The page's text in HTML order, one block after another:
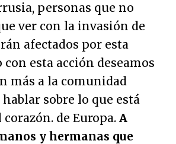
personas que no
ver con la invasión de
afectados por esta
esta acción deseamos
más a la comunidad
sobre lo que está
de Europa. A
y hermanas que